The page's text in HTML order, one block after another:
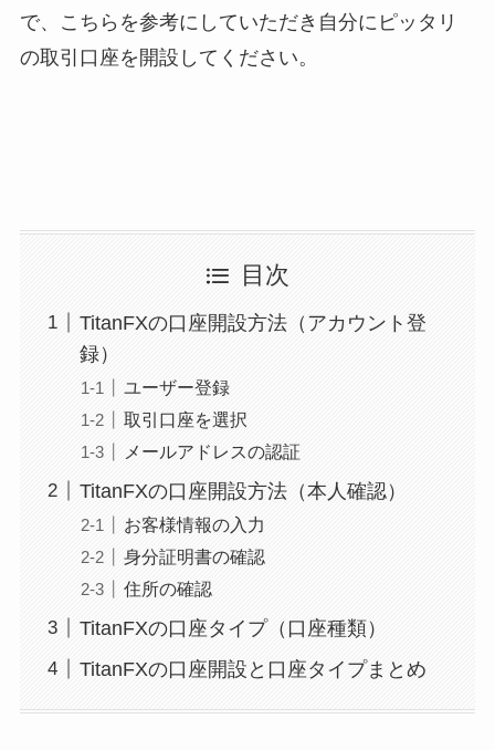
で、こちらを参考にしていただき自分にピッタリ
の取引口座を開設してください。
目次
TitanFXの口座開設方法（アカウント登
録）
ユーザー登録
取引口座を選択
メールアドレスの認証
TitanFXの口座開設方法（本人確認）
お客様情報の入力
身分証明書の確認
住所の確認
TitanFXの口座タイプ（口座種類）
TitanFXの口座開設と口座タイプまとめ